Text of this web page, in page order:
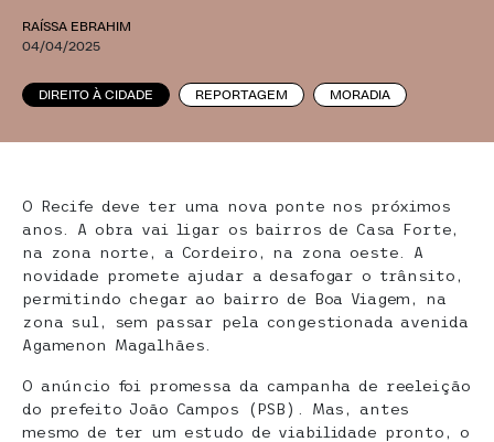
RAÍSSA EBRAHIM
04/04/2025
DIREITO À CIDADE REPORTAGEM MORADIA
O Recife deve ter uma nova ponte nos próximos
anos. A obra vai ligar os bairros de Casa Forte,
na zona norte, a Cordeiro, na zona oeste. A
novidade promete ajudar a desafogar o trânsito,
permitindo chegar ao bairro de Boa Viagem, na
zona sul, sem passar pela congestionada avenida
Agamenon Magalhães.
O anúncio foi promessa da campanha de reeleição
do prefeito João Campos (PSB). Mas, antes
mesmo de ter um estudo de viabilidade pronto, o